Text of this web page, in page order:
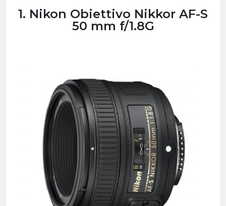
1. Nikon Obiettivo Nikkor AF-S
50 mm f/1.8G